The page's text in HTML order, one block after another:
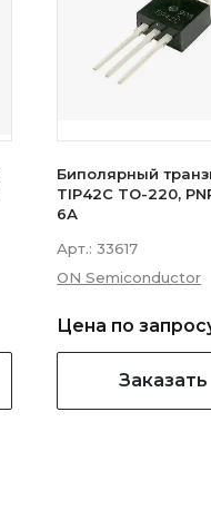
Биполярный
TIP42C TO-220,
6А
Арт.: 33617
ON Semiconductor
Цена по
Заказать